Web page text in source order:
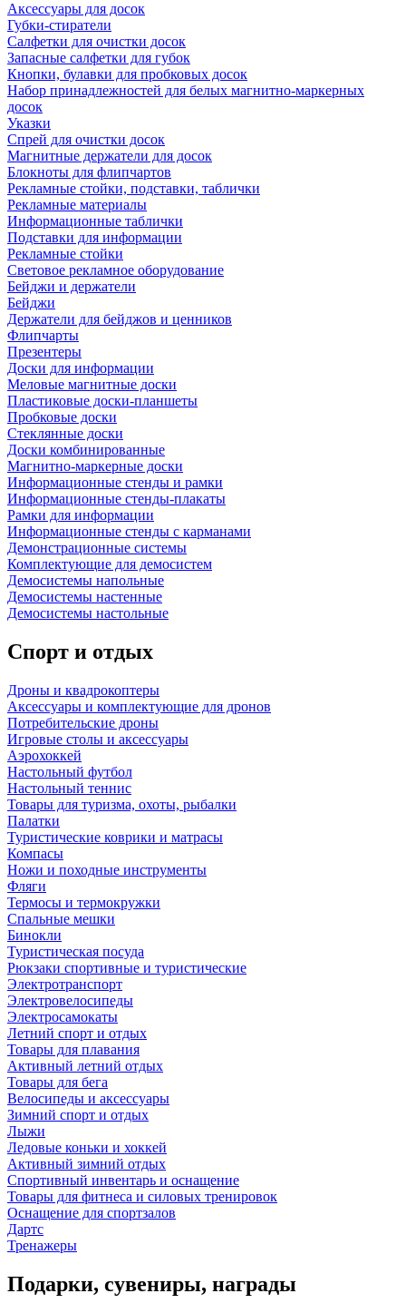
Аксессуары для досок
Губки-стиратели
Салфетки для очистки досок
Запасные салфетки для губок
Кнопки, булавки для пробковых досок
Набор принадлежностей для белых магнитно-маркерных
досок
Указки
Спрей для очистки досок
Магнитные держатели для досок
Блокноты для флипчартов
Рекламные стойки, подставки, таблички
Рекламные материалы
Информационные таблички
Подставки для информации
Рекламные стойки
Световое рекламное оборудование
Бейджи и держатели
Бейджи
Держатели для бейджов и ценников
Флипчарты
Презентеры
Доски для информации
Меловые магнитные доски
Пластиковые доски-планшеты
Пробковые доски
Стеклянные доски
Доски комбинированные
Магнитно-маркерные доски
Информационные стенды и рамки
Информационные стенды-плакаты
Рамки для информации
Информационные стенды с карманами
Демонстрационные системы
Комплектующие для демосистем
Демосистемы напольные
Демосистемы настенные
Демосистемы настольные
Спорт и отдых
Дроны и квадрокоптеры
Аксессуары и комплектующие для дронов
Потребительские дроны
Игровые столы и аксессуары
Аэрохоккей
Настольный футбол
Настольный теннис
Товары для туризма, охоты, рыбалки
Палатки
Туристические коврики и матрасы
Компасы
Ножи и походные инструменты
Фляги
Термосы и термокружки
Спальные мешки
Бинокли
Туристическая посуда
Рюкзаки спортивные и туристические
Электротранспорт
Электровелосипеды
Электросамокаты
Летний спорт и отдых
Товары для плавания
Активный летний отдых
Товары для бега
Велосипеды и аксессуары
Зимний спорт и отдых
Лыжи
Ледовые коньки и хоккей
Активный зимний отдых
Спортивный инвентарь и оснащение
Товары для фитнеса и силовых тренировок
Оснащение для спортзалов
Дартс
Тренажеры
Подарки, сувениры, награды